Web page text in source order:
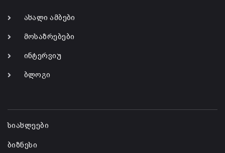
ახალი ამბები
მოსაზრებები
ინტერვიუ
ბლოგი
სიახლეები
ბიზნესი